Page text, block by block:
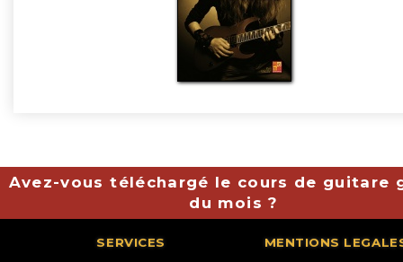
Avez-vous téléchargé le cours de guitare
du mois ?
SERVICES MENTIONS